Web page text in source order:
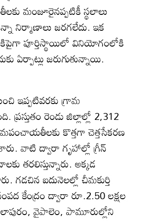
మంజూరైనప్పటికీ స్థలాలు
నిర్మాణాలు జరగలేదు. ఇక
పూర్తిస్థాయిలో వినియోగంలోకి
ఏర్పాట్లు జరుగుతున్నాయి.
ఇప్పటివరకు గ్రామ
రెండు జిల్లాల్లో 2,312
కొత్తగా చెత్తసేకరణ
వాటి ద్వారా గృహాల్లో గ్రీన్‌
తరలిస్తున్నారు. అక్కడ
గడచిన ఐదునెలల్లో చీమకుర్తి
కేంద్రం ద్వారా రూ.2.50 లక్షల
వైపాలెం, పామూరుల్లోని